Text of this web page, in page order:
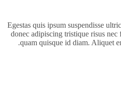
Egestas quis ipsum suspendisse
donec adipiscing tristique risus
quam quisque id diam. Aliquet